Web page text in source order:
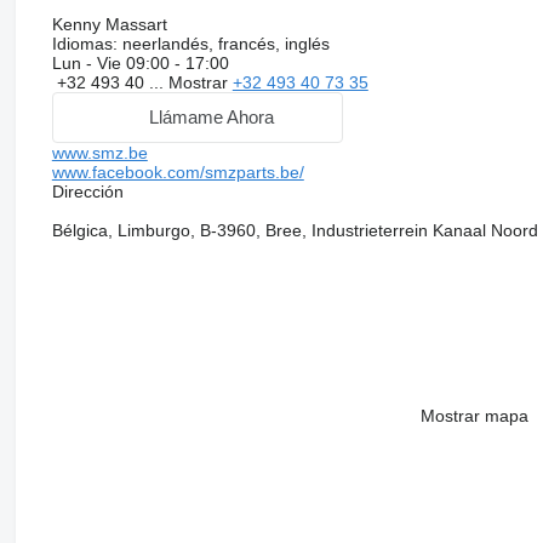
Kenny Massart
Idiomas: neerlandés, francés, inglés
Lun - Vie 09:00 - 17:00
+32 493 40 ... Mostrar +32 493 40 73 35
Llámame Ahora
www.smz.be
www.facebook.com/smzparts.be/
Dirección
Bélgica, Limburgo, B-3960, Bree, Industrieterrein Kanaal Noord
Mostrar mapa